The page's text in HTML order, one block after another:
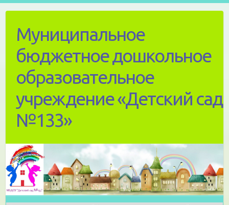
contentМуниципальное
бюджетное дошкольное
образовательное
учреждение «Детский сад
№133»